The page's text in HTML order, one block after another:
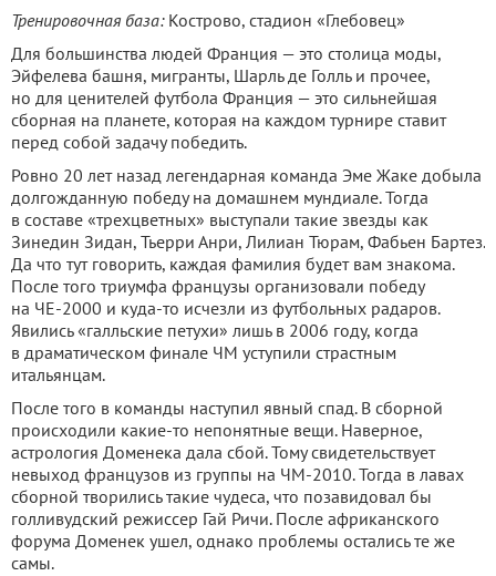
Тренировочная база:Кострово, стадион «Глебовец»
Для большинства людей Франция — это столица моды,
Эйфелева башня, мигранты, Шарль де Голль и прочее,
но для ценителей футбола Франция — это сильнейшая
сборная на планете, которая на каждом турнире ставит
перед собой задачу победить.
Ровно 20 лет назад легендарная команда Эме Жаке добыла
долгожданную победу на домашнем мундиале. Тогда
в составе «трехцветных» выступали такие звезды как
Зинедин Зидан, Тьерри Анри, Лилиан Тюрам, Фабьен Бартез.
Да что тут говорить, каждая фамилия будет вам знакома.
После того триумфа французы организовали победу
на ЧЕ-2000 и куда-то исчезли из футбольных радаров.
Явились «галльские петухи» лишь в 2006 году, когда
в драматическом финале ЧМ уступили страстным
итальянцам.
После того в команды наступил явный спад. В сборной
происходили какие-то непонятные вещи. Наверное,
астрология Доменека дала сбой. Тому свидетельствует
невыход французов из группы на ЧМ-2010. Тогда в лавах
сборной творились такие чудеса, что позавидовал бы
голливудский режиссер Гай Ричи. После африканского
форума Доменек ушел, однако проблемы остались те же
самы.